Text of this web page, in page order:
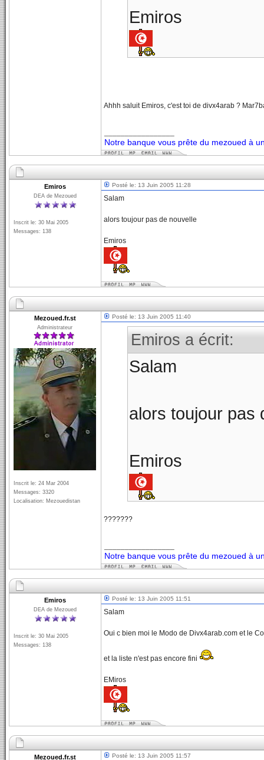
Emiros
Ahhh saluit Emiros, c'est toi de divx4arab ?
Notre banque vous prête du mezoued à
Emiros
DEA de Mezoued
Inscrit le: 30 Mai 2005
Messages: 138
Posté le: 13 Juin 2005 11:28
Salam
alors toujour pas de nouvelle
Emiros
Mezoued.fr.st
Administrateur
Inscrit le: 24 Mar 2004
Messages: 3320
Localisation: Mezouedistan
Posté le: 13 Juin 2005 11:40
Emiros a écrit:
Salam
alors toujour pas
Emiros
???????
Notre banque vous prête du mezoued à
Emiros
DEA de Mezoued
Inscrit le: 30 Mai 2005
Messages: 138
Posté le: 13 Juin 2005 11:51
Salam
Oui c bien moi le Modo de Divx4arab.com et le
et la liste n'est pas encore fini
EMiros
Mezoued.fr.st Posté le: 13 Juin 2005 11:57